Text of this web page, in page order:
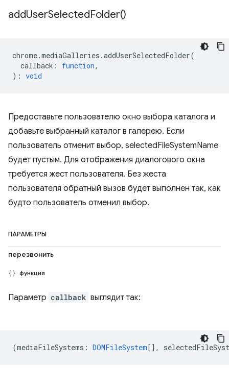
addUserSelectedFolder()
chrome.mediaGalleries .addUserSelectedFolder(
callback : function,
) : void
Предоставьте пользователю окно выбора каталога и
добавьте выбранный каталог в галерею. Если
пользователь отменит выбор, selectedFileSystemName
будет пустым. Для отображения диалогового окна
требуется жест пользователя. Без жеста
пользователя обратный вызов будет выполнен так, как
будто пользователь отменил выбор.
ПАРАМЕТРЫ
перезвонить
функция
Параметр callback выглядит так:
(mediaFileSystems : DOMFileSystem[],